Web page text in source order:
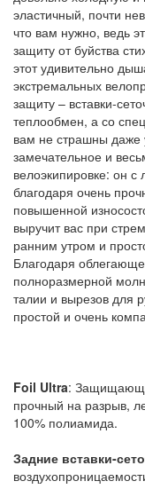
эластичный, почти
что вам нужно, ведь
защиту от буйства
этот удивительно
экстремальных
защиту – вставки-
теплообмен, а со
вам не страшны
замечательное и
велоэкипировке: он
благодаря очень
повышенной
выручит вас при
ранним утром и
Благодаря
полноразмерной
талии и вырезов для
простой и очень
Foil Ultra:
прочный на разрыв,
100% полиамида.
Задние вставки-